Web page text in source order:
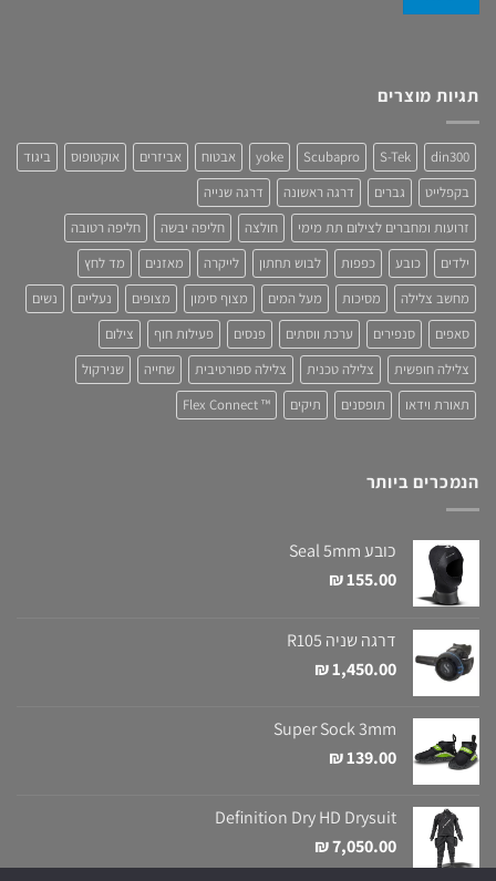
תגיות מוצרים
din300
S-Tek
Scubapro
yoke אבטוח אביזרים אוקטופוס
ביגוד
בקפלייט
גברים דרגה ראשונה
דרגה שנייה
זרועות ומחברים לצילום תת מימי
חולצה חליפה יבשה
חליפה רטובה
ילדים
כובע כפפות לבוש תחתון לייקרה מאזנים
מד לחץ
מחשב צלילה
מסיכות מעל המים מצוף סימון מצופים נעליים
נשים
סאפים
סנפירים ערכת ווסתים פנסים פעילות חוף
צילום
צלילה חופשית
צלילה טכנית צלילה ספורטיבית שחייה
שנירקול
תאורת וידאו
תופסנים תיקים ™ Flex Connect
הנמכרים ביותר
כובע Seal 5mm
₪155.00
דרגה שניה R105
₪1,450.00
Super Sock 3mm
₪139.00
Definition Dry HD Drysuit
₪7,050.00